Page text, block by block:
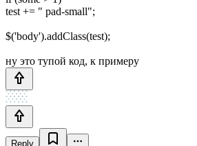
test += " pad-small";
$('body').addClass(test);
ну это тупой код, к примеру
Reply